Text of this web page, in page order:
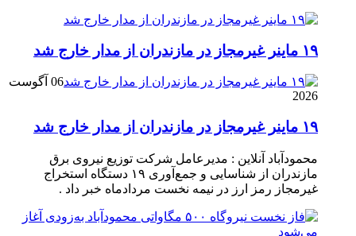
۱۹ ماینر غیرمجاز در مازندران از مدار خارج شد
06 آگوست
2026
۱۹ ماینر غیرمجاز در مازندران از مدار خارج شد
محمودآباد آنلاین : مدیرعامل شرکت توزیع نیروی برق
مازندران از شناسایی و جمع‌آوری ۱۹ دستگاه استخراج
غیرمجاز رمز ارز در نیمه نخست مردادماه خبر داد .